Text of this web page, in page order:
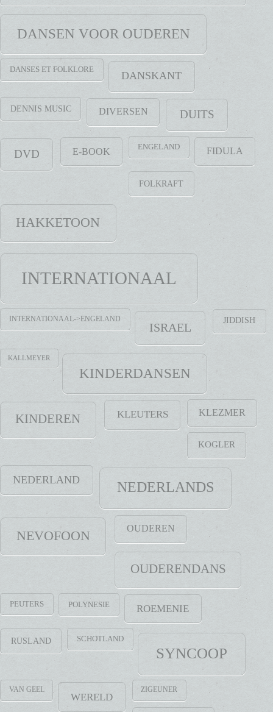
DANSEN VOOR OUDEREN
DANSES ET FOLKLORE DANSKANT
DENNIS MUSIC DIVERSEN DUITS
DVD E-BOOK ENGELAND FIDULA
FOLKRAFT
HAKKETOON
INTERNATIONAAL
INTERNATIONAAL->ENGELAND
ISRAEL
JIDDISH
KALLMEYER
KINDERDANSEN
KINDEREN KLEUTERS KLEZMER
KOGLER
NEDERLAND NEDERLANDS
NEVOFOON OUDEREN
OUDERENDANS
PEUTERS POLYNESIE ROEMENIE
RUSLAND SCHOTLAND
SYNCOOP
VAN GEEL
WERELD
ZIGEUNER